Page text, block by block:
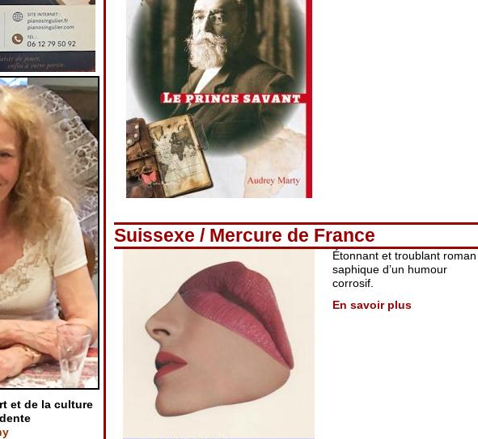
et de la culture
Suissexe / Mercure de France
Étonnant et troublant roman
saphique d’un humour
corrosif.
En savoir plus